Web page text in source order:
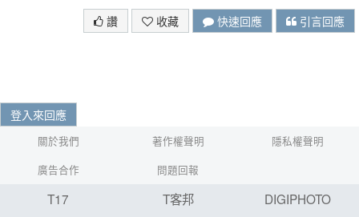
讚 收藏 快速回應 引言回應
登入來回應
關於我們 著作權聲明
隱私權聲明
廣告合作
問題回報
T17 T客邦 DIGIPHOTO